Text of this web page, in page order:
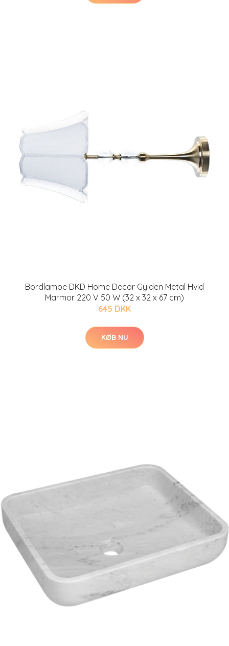
Bordlampe DKD Home Decor Gylden Metal Hvid
Marmor 220 V 50 W (32 x 32 x 67 cm)
645 DKK
KØB NU